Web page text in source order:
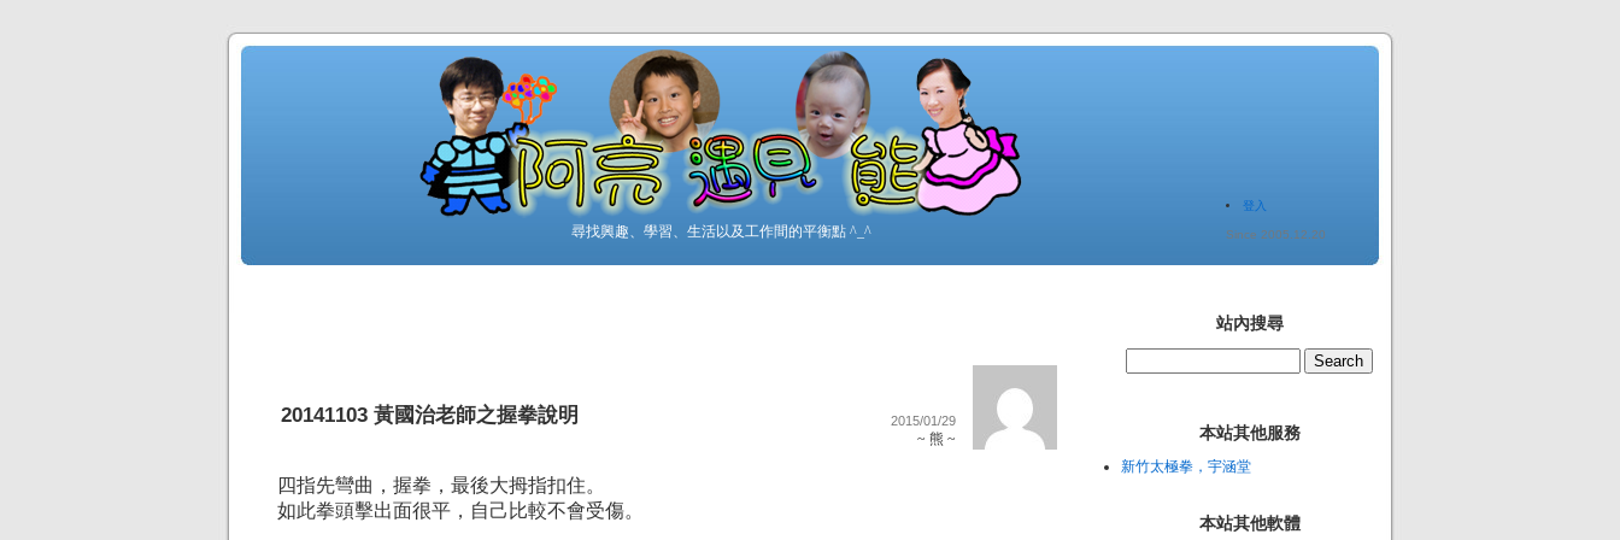
尋找興趣、學習、生活以及工作間的平衡點 ^_^
登入
Since 2005.12.20
20141103 黃國治老師之握拳說明 2015/01/29
~ 熊 ~
四指先彎曲，握拳，最後大拇指扣住。
如此拳頭擊出面很平，自己比較不會受傷。
站內搜尋
本站其他服務
新竹太極拳，宇涵堂
本站其他軟體